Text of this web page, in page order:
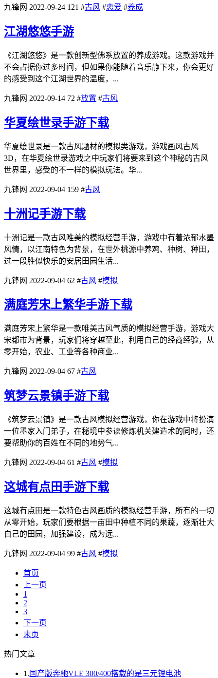
九锋网 2022-09-24 121 #古风 #恋爱 #养成
江湖悠悠手游
《江湖悠悠》是一款创新型佛系放置的养成游戏。这款游戏并
不会占据你过多时间，但如果你能随着音乐静下来，你会更好
的感受到这个江湖世界的温度，...
九锋网 2022-09-14 72 #放置 #古风
华夏绘世录手游下载
华夏绘世录是一款古风题材的模拟类游戏，游戏画风古风
3D，在华夏绘世录游戏之中玩家们将要来到这个神秘的古风
世界里，感受的不一样的模拟玩法。华...
九锋网 2022-09-04 159 #古风
十洲记手游下载
十洲记是一款古风唯美的模拟经营手游，游戏中有着浓郁水墨
风情，以江南特色为背景，在世外桃源中养鸡、种树、种田，
过一段胜似快乐的安居田园生活...
九锋网 2022-09-04 62 #古风 #模拟
满庭芳宋上繁华手游下载
满庭芳宋上繁华是一款唯美古风气质的模拟经营手游，游戏大
宋都市为背景，玩家们将穿越至此，利用自己的经商经验，从
零开始，农业、工业等各种商业...
九锋网 2022-09-04 67 #古风
筑梦云景镇手游下载
《筑梦云景镇》是一款古风模拟经营游戏，你在游戏中将扮演
一位墨家入门弟子，在秘境中参读修炼机关建造术的同时，还
要帮助你的百姓在不同的地势气...
九锋网 2022-09-04 61 #古风 #模拟
这城有点田手游下载
这城有点田是一款特色古风画质的模拟经营手游，所有的一切
从零开始，玩家们要根据一亩田中种植不同的果蔬，逐渐壮大
自己的田园，加强建设，成为远...
九锋网 2022-09-04 99 #古风 #模拟
首页
上一页
1
2
3
下一页
末页
热门文章
1. 国产版奔驰VLE 300/400搭载的是三元锂电池